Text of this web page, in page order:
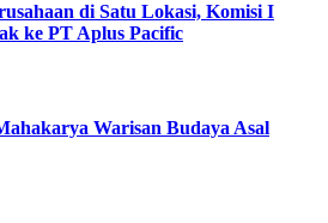
di Satu Lokasi, Komisi I
ke PT Aplus Pacific
Warisan Budaya Asal